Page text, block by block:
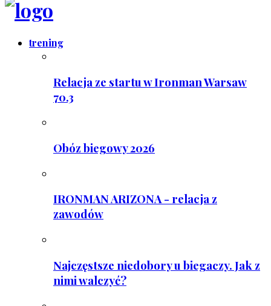
trening
Relacja ze startu w Ironman Warsaw
70.3
Obóz biegowy 2026
IRONMAN ARIZONA - relacja z
zawodów
Najczęstsze niedobory u biegaczy. Jak z
nimi walczyć?